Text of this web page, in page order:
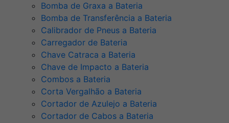
Bomba de Graxa a Bateria
Bomba de Transferência a Bateria
Calibrador de Pneus a Bateria
Carregador de Bateria
Chave Catraca a Bateria
Chave de Impacto a Bateria
Combos a Bateria
Corta Vergalhão a Bateria
Cortador de Azulejo a Bateria
Cortador de Cabos a Bateria